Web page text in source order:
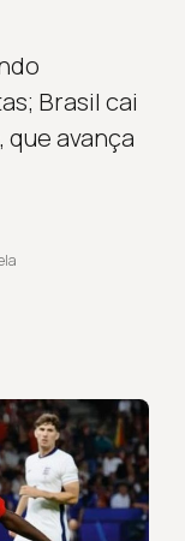
Brasil cai
avança